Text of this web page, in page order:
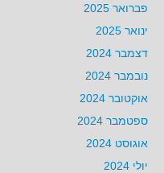
פברואר 2025
ינואר 2025
דצמבר 2024
נובמבר 2024
אוקטובר 2024
ספטמבר 2024
אוגוסט 2024
יולי 2024